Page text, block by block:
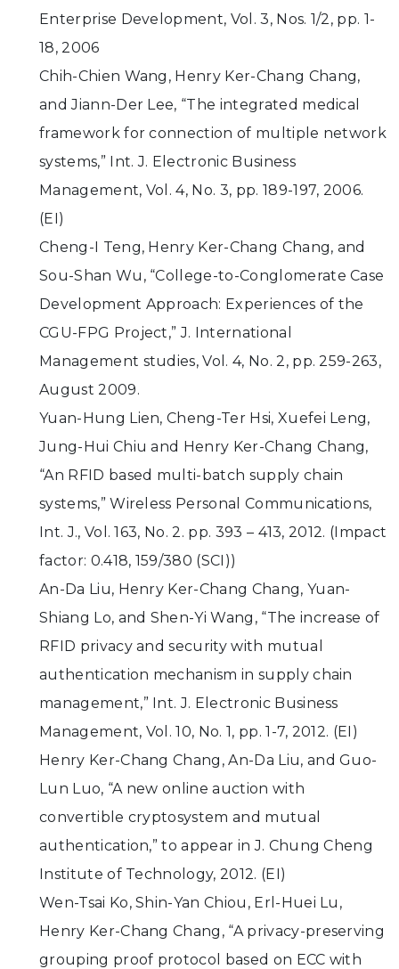
Enterprise Development, Vol. 3, Nos. 1/2, pp. 1-
18, 2006
Chih-Chien Wang, Henry Ker-Chang Chang,
and Jiann-Der Lee, “The integrated medical
framework for connection of multiple network
systems,” Int. J. Electronic Business
Management, Vol. 4, No. 3, pp. 189-197, 2006.
(EI)
Cheng-I Teng, Henry Ker-Chang Chang, and
Sou-Shan Wu, “College-to-Conglomerate Case
Development Approach: Experiences of the
CGU-FPG Project,” J. International
Management studies, Vol. 4, No. 2, pp. 259-263,
August 2009.
Yuan-Hung Lien, Cheng-Ter Hsi, Xuefei Leng,
Jung-Hui Chiu and Henry Ker-Chang Chang,
“An RFID based multi-batch supply chain
systems,” Wireless Personal Communications,
Int. J., Vol. 163, No. 2. pp. 393 – 413, 2012. (Impact
factor: 0.418, 159/380 (SCI))
An-Da Liu, Henry Ker-Chang Chang, Yuan-
Shiang Lo, and Shen-Yi Wang, “The increase of
RFID privacy and security with mutual
authentication mechanism in supply chain
management,” Int. J. Electronic Business
Management, Vol. 10, No. 1, pp. 1-7, 2012. (EI)
Henry Ker-Chang Chang, An-Da Liu, and Guo-
Lun Luo, “A new online auction with
convertible cryptosystem and mutual
authentication,” to appear in J. Chung Cheng
Institute of Technology, 2012. (EI)
Wen-Tsai Ko, Shin-Yan Chiou, Erl-Huei Lu,
Henry Ker-Chang Chang, “A privacy-preserving
grouping proof protocol based on ECC with